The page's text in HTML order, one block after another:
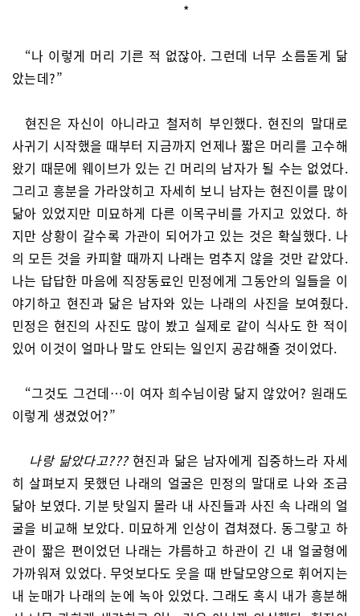
*
“나 이렇게 머리 기른 적 없잖아. 그런데 너무 소름돋게 닮
았는데?”
현진은 자신이 아니라고 철저히 부인했다. 현진의 말대로
사귀기 시작했을 때부터 지금까지 언제나 짧은 머리를 고수해
왔기 때문에 웨이브가 있는 긴 머리의 남자가 될 수는 없었다.
그리고 흥분을 가라앉히고 자세히 보니 남자는 현진이를 많이
닮아 있었지만 미묘하게 다른 이목구비를 가지고 있었다. 하
지만 상황이 갈수록 가관이 되어가고 있는 것은 확실했다. 나
의 모든 것을 카피할 때까지 나래는 멈추지 않을 것만 같았다.
나는 답답한 마음에 직장동료인 민정에게 그동안의 일들을 이
야기하고 현진과 닮은 남자와 있는 나래의 사진을 보여줬다.
민정은 현진의 사진도 많이 봤고 실제로 같이 식사도 한 적이
있어 이것이 얼마나 말도 안되는 일인지 공감해줄 것이었다.
“그것도 그건데…이 여자 희수님이랑 닮지 않았어? 원래도
이렇게 생겼었어?”
나랑 닮았다고???현진과 닮은 남자에게 집중하느라 자세
히 살펴보지 못했던 나래의 얼굴은 민정의 말대로 나와 조금
닮아 보였다. 기분 탓일지 몰라 내 사진들과 사진 속 나래의 얼
굴을 비교해 보았다. 미묘하게 인상이 겹쳐졌다. 동그랗고 하
관이 짧은 편이었던 나래는 갸름하고 하관이 긴 내 얼굴형에
가까워져 있었다. 무엇보다도 웃을 때 반달모양으로 휘어지는
내 눈매가 나래의 눈에 녹아 있었다. 그래도 혹시 내가 흥분해